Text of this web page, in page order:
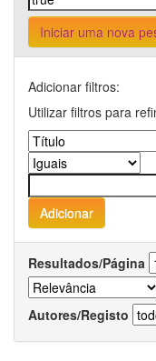
Iniciar uma nova
Adicionar filtros:
Utilizar filtros para
Resultados/Página
Autores/Registo